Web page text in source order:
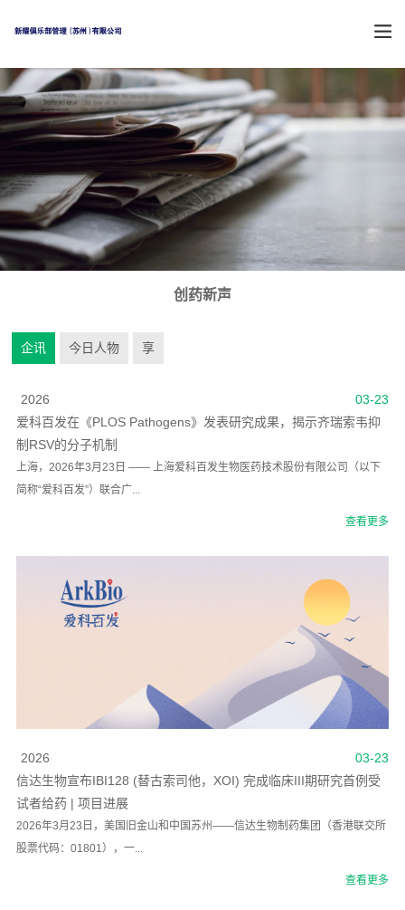
创药新声
企讯 今日人物 享
03-23
2026
爱科百发在《PLOS Pathogens》发表研究成果，揭示齐瑞索韦抑
制RSV的分子机制
上海，2026年3月23日 —— 上海爱科百发生物医药技术股份有限公司（以下
简称“爱科百发”）联合广...
查看更多
03-23
2026
信达生物宣布IBI128 (替古索司他，XOI) 完成临床III期研究首例受
试者给药 | 项目进展
2026年3月23日，美国旧金山和中国苏州——信达生物制药集团（香港联交所
股票代码：01801），一...
查看更多